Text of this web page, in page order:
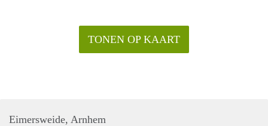
TONEN OP KAART
Eimersweide, Arnhem